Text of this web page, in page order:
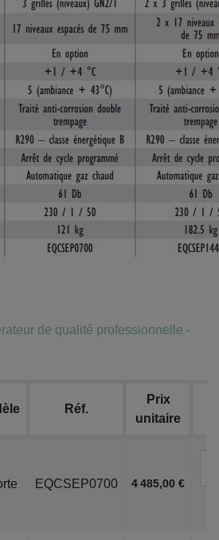
de qualité professionnelle -
Réf.
Prix
unitaire
EQCSEP0700 4 485,00 €